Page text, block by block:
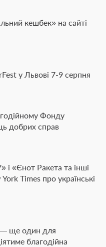
кешбек» на сайті
у Львові 7-9 серпня
Фонду
добрих справ
«Єнот Ракета та інші
Times про українські
— ще один для
благодійна